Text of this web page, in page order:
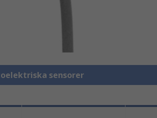
sensorer